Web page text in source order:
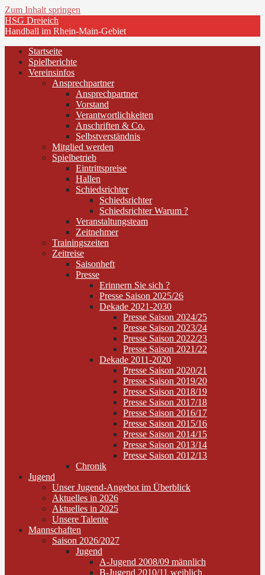
Zum Inhalt springen
HSG Dreieich
Handball im Rhein-Main-Gebiet
Startseite
Spielberichte
Vereinsinfos
Ansprechpartner
Ansprechpartner
Vorstand
Verantwortlichkeiten
Anschriften & Co.
Selbstverständnis
Mitglied werden
Spielbetrieb
Eintrittspreise
Hallen
Schiedsrichter
Schiedsrichter
Schiedsrichter Warum ?
Veranstaltungsteam
Zeitnehmer
Trainingszeiten
Zeitreise
Saisonheft
Presse
Erinnern Sie sich ?
Presse Saison 2025/26
Dekade 2021-2030
Presse Saison 2024/25
Presse Saison 2023/24
Presse Saison 2022/23
Presse Saison 2021/22
Dekade 2011-2020
Presse Saison 2020/21
Presse Saison 2019/20
Presse Saison 2018/19
Presse Saison 2017/18
Presse Saison 2016/17
Presse Saison 2015/16
Presse Saison 2014/15
Presse Saison 2013/14
Presse Saison 2012/13
Chronik
Jugend
Unser Jugend-Angebot im Überblick
Aktuelles in 2026
Aktuelles in 2025
Unsere Talente
Mannschaften
Saison 2026/2027
Jugend
A-Jugend 2008/09 männlich
B-Jugend 2010/11 weiblich